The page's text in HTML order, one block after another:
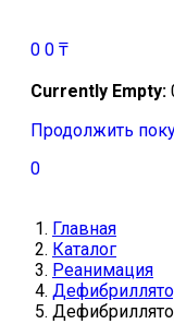
0 0 ₸
Currently Empty:
Продолжить
0
Главная
Каталог
Реанимация